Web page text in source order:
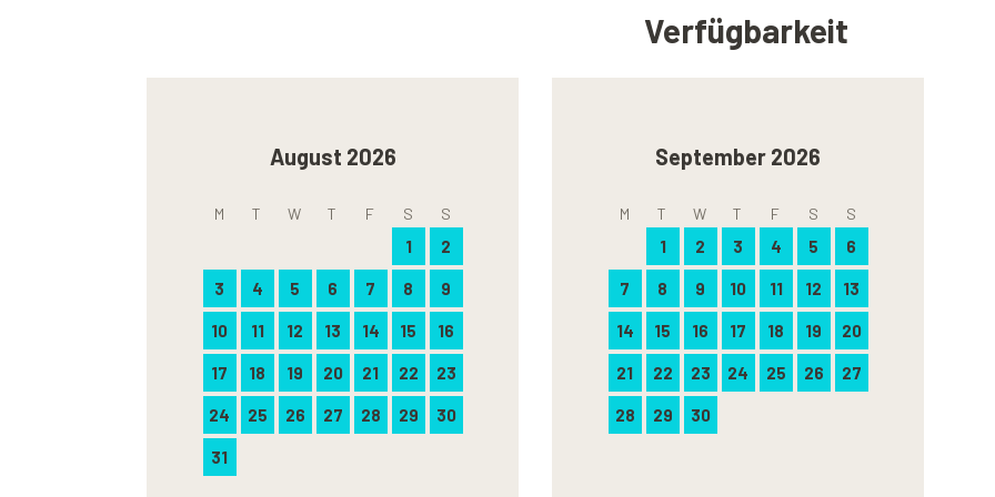
Verfügbarkeit
August 2026
M T W T F S S
1 2
3 4 5 6 7 8 9
10 11 12 13 14 15 16
17 18 19 20 21 22 23
24 25 26 27 28 29 30
31
September 2026
M T W T F S S
1 2 3 4 5 6
7 8 9 10 11 12 13
14 15 16 17 18 19 20
21 22 23 24 25 26 27
28 29 30